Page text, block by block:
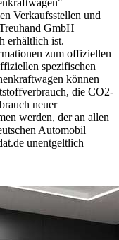
Verkaufsstellen und
GmbH
erhältlich ist.
zum offiziellen
spezifischen
können
die CO2-
neuer
werden, der an allen
Automobil
unentgeltlich